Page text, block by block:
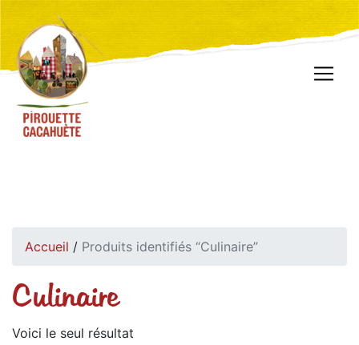
Accueil / Produits identifiés “Culinaire”
Culinaire
Voici le seul résultat